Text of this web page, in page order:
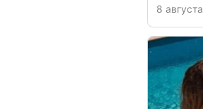
8 августа